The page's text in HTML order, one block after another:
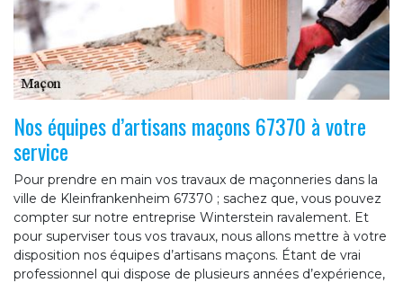
Nos équipes d’artisans maçons 67370 à votre
service
Pour prendre en main vos travaux de maçonneries dans la
ville de Kleinfrankenheim 67370 ; sachez que, vous pouvez
compter sur notre entreprise Winterstein ravalement. Et
pour superviser tous vos travaux, nous allons mettre à votre
disposition nos équipes d’artisans maçons. Étant de vrai
professionnel qui dispose de plusieurs années d’expérience,